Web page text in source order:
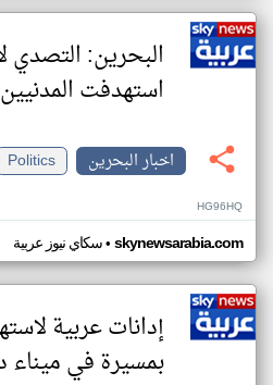
البحرين: التصدي
استهدفت
اخبار البحرين
Politics
HG96HQ
سكاي نيوز عربية• skynewsarabia.com
إدانات عربية
بمسيرة في ميناء